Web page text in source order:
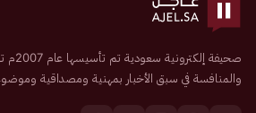
صحيفة
والمنافسة في سبق الأخبار بمهنية ومصداقية